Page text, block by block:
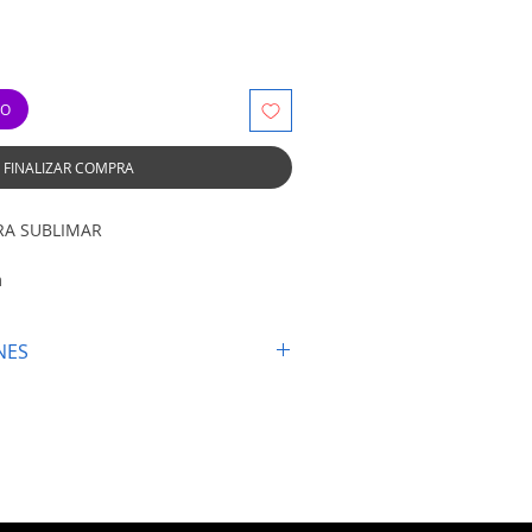
FINALIZAR COMPRA
SUBLIMAR
referenciales, se recomienda